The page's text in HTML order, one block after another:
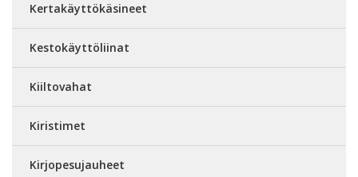
Kertakäyttökäsineet
Kestokäyttöliinat
Kiiltovahat
Kiristimet
Kirjopesujauheet